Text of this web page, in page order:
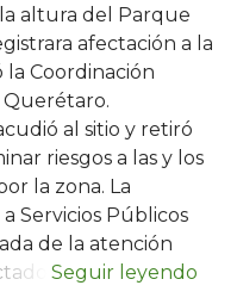
altura del Parque
afectación a la
Coordinación
Querétaro.
al sitio y retiró
riesgos a las y los
la zona. La
Servicios Públicos
de la atención